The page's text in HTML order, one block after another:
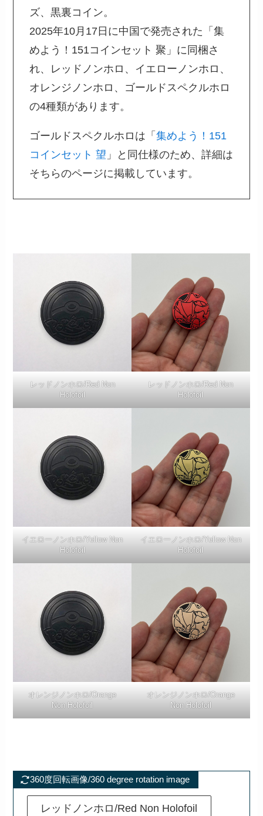
ズ、黒裏コイン。
2025年10月17日に中国で発売された「集
めよう！151コインセット 聚」に同梱さ
れ、レッドノンホロ、イエローノンホロ、
オレンジノンホロ、ゴールドスペクルホロ
の4種類があります。
ゴールドスペクルホロは「集めよう！151
コインセット 望 」と同仕様のため、詳細は
そちらのページに掲載しています。
レッドノンホロ/Red Non
Holofoil
レッドノンホロ/Red Non
Holofoil
イエローノンホロ/Yellow Non
Holofoil
イエローノンホロ/Yellow Non
Holofoil
オレンジノンホロ/Orange
Non Holofoil
オレンジノンホロ/Orange
Non Holofoil
360度回転画像/360 degree rotation image
レッドノンホロ/Red Non Holofoil